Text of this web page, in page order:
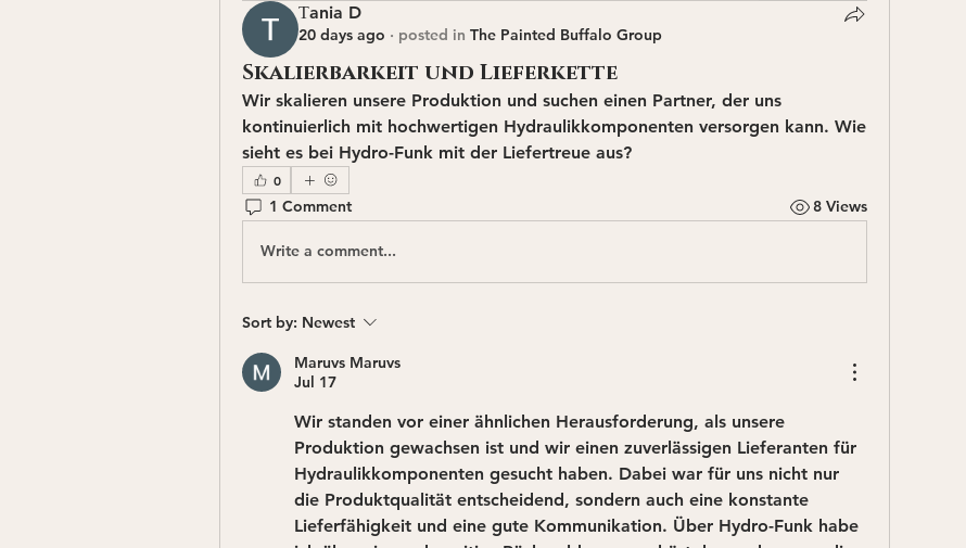
Тania D
20 days ago · posted in The Painted Buffalo Group
Skalierbarkeit und Lieferkette
Wir skalieren unsere Produktion und suchen einen Partner, der uns
kontinuierlich mit hochwertigen Hydraulikkomponenten versorgen kann. Wie
sieht es bei Hydro-Funk mit der Liefertreue aus?
0
1 Comment 8 Views
Write a comment...
Sort by: Newest
Maruvs Maruvs
Jul 17
Wir standen vor einer ähnlichen Herausforderung, als unsere
Produktion gewachsen ist und wir einen zuverlässigen Lieferanten für
Hydraulikkomponenten gesucht haben. Dabei war für uns nicht nur
die Produktqualität entscheidend, sondern auch eine konstante
Lieferfähigkeit und eine gute Kommunikation. Über Hydro-Funk habe